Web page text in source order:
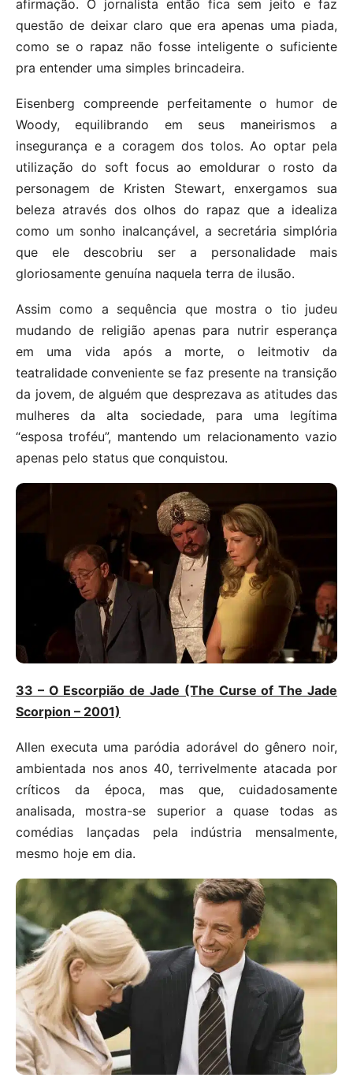
afirmação. O jornalista então fica sem jeito e faz
questão de deixar claro que era apenas uma piada,
como se o rapaz não fosse inteligente o suficiente
pra entender uma simples brincadeira.
Eisenberg compreende perfeitamente o humor de
Woody, equilibrando em seus maneirismos a
insegurança e a coragem dos tolos. Ao optar pela
utilização do soft focus ao emoldurar o rosto da
personagem de Kristen Stewart, enxergamos sua
beleza através dos olhos do rapaz que a idealiza
como um sonho inalcançável, a secretária simplória
que ele descobriu ser a personalidade mais
gloriosamente genuína naquela terra de ilusão.
Assim como a sequência que mostra o tio judeu
mudando de religião apenas para nutrir esperança
em uma vida após a morte, o leitmotiv da
teatralidade conveniente se faz presente na transição
da jovem, de alguém que desprezava as atitudes das
mulheres da alta sociedade, para uma legítima
“esposa troféu”, mantendo um relacionamento vazio
apenas pelo status que conquistou.
33 – O Escorpião de Jade (The Curse of The Jade
Scorpion – 2001)
Allen executa uma paródia adorável do gênero noir,
ambientada nos anos 40, terrivelmente atacada por
críticos da época, mas que, cuidadosamente
analisada, mostra-se superior a quase todas as
comédias lançadas pela indústria mensalmente,
mesmo hoje em dia.